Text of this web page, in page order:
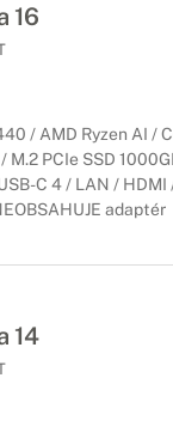
16
/ AMD Ryzen AI /
PCIe SSD
C 4 / LAN /
adaptér
14